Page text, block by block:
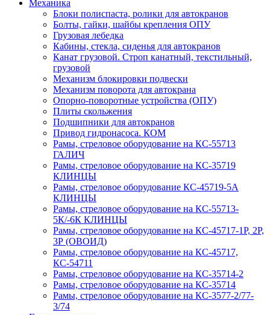
Механика
Блоки полиспаста, ролики для автокранов
Болты, гайки, шайбы крепления ОПУ
Грузовая лебедка
Кабины, стекла, сиденья для автокранов
Канат грузовой. Строп канатный, текстильный,
грузовой
Механизм блокировки подвески
Механизм поворота для автокрана
Опорно-поворотные устройства (ОПУ)
Плиты скольжения
Подшипники для автокранов
Привод гидронасоса. КОМ
Рамы, стреловое оборудование на КС-55713
ГАЛИЧ
Рамы, стреловое оборудование на КС-35719
КЛИНЦЫ
Рамы, стреловое оборудование КС-45719-5А
КЛИНЦЫ
Рамы, стреловое оборудование на КС-55713-
5К/-6К КЛИНЦЫ
Рамы, стреловое оборудование на КС-45717-1Р, 2Р,
3Р (ОВОИД)
Рамы, стреловое оборудование на КС-45717,
КС-54711
Рамы, стреловое оборудование на КС-35714-2
Рамы, стреловое оборудование на КС-35714
Рамы, стреловое оборудование на КС-3577-2/77-
3/74